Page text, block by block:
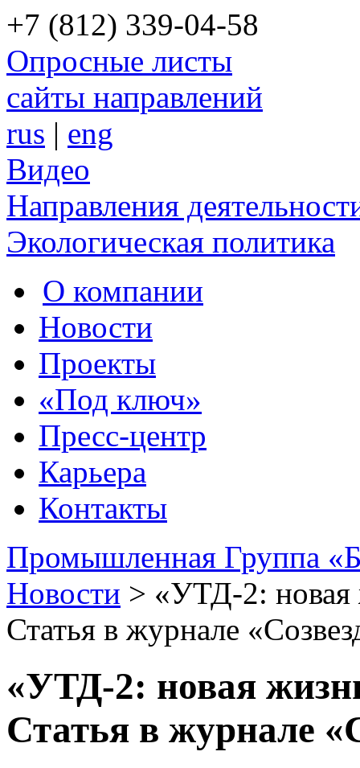
+7 (812) 339-04-58
Опросные листы
сайты направлений
rus | eng
Видео
Направления
Экологическая политика
О компании
Новости
Проекты
«Под ключ»
Пресс-центр
Карьера
Контакты
Промышленная Группа
Новости > «УТД-2: новая
Статья в журнале
«УТД-2: новая
Статья в журнале